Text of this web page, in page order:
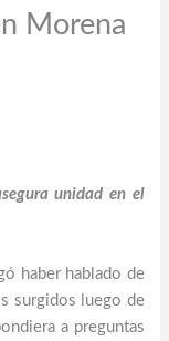
Morena
unidad en el
haber hablado de
surgidos luego de
a preguntas